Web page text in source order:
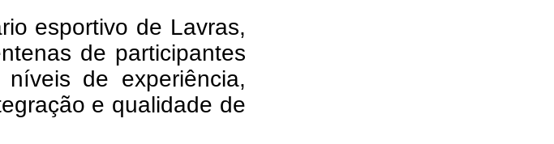
esportivo de Lavras,
de participantes
de experiência,
e qualidade de